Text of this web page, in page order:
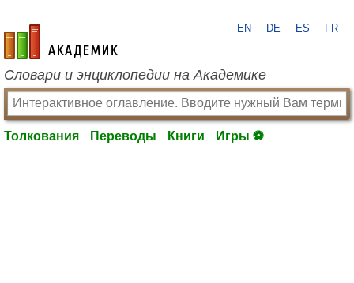
academic.ru
EN DE ES FR
Словари и энциклопедии на Академике
Толкования Переводы Книги Игры ⚽